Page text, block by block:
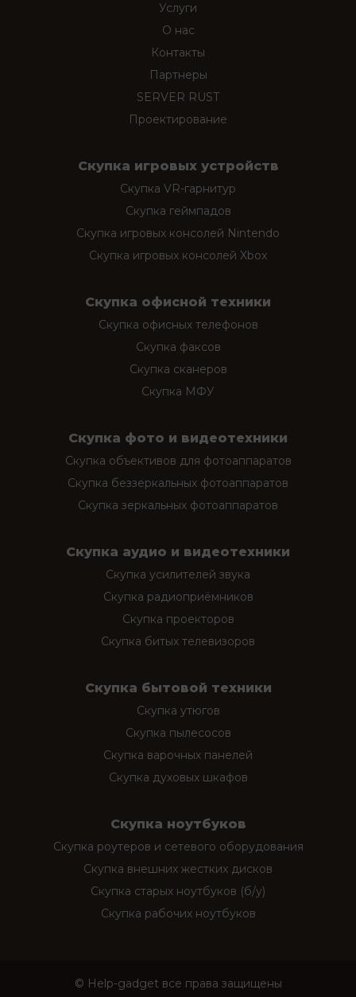
Услуги
О нас
Контакты
Партнеры
SERVER RUST
Проектирование
Скупка игровых устройств
Скупка VR-гарнитур
Скупка геймпадов
Скупка игровых консолей Nintendo
Скупка игровых консолей Xbox
Скупка офисной техники
Скупка офисных телефонов
Скупка факсов
Скупка сканеров
Скупка МФУ
Скупка фото и видеотехники
Скупка объективов для фотоаппаратов
Скупка беззеркальных фотоаппаратов
Скупка зеркальных фотоаппаратов
Скупка аудио и видеотехники
Скупка усилителей звука
Скупка радиоприёмников
Скупка проекторов
Скупка битых телевизоров
Скупка бытовой техники
Скупка утюгов
Скупка пылесосов
Скупка варочных панелей
Скупка духовых шкафов
Скупка ноутбуков
Скупка роутеров и сетевого оборудования
Скупка внешних жестких дисков
Скупка старых ноутбуков (б/у)
Скупка рабочих ноутбуков
© Help-gadget все права защищены